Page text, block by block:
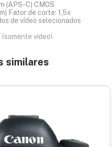
(APS-C) CMOS
Fator de corte: 1,5x
de vídeo selecionados
vídeo)
ponderada central, Ponderada
abertura, Automático,
obturador
similares